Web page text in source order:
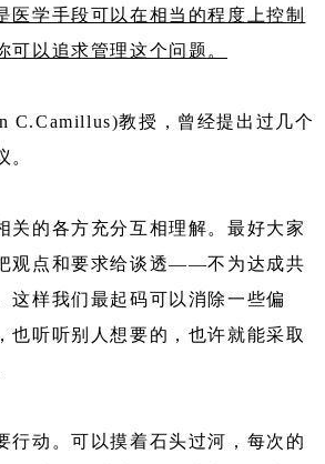
医学手段可以在相当的程度上控制
可以追求管理这个问题。
C.Camillus)教授，曾经提出过几个
。
关的各方充分互相理解。最好大家
观点和要求给谈透——不为达成共
这样我们最起码可以消除一些偏
也听听别人想要的，也许就能采取
行动。可以摸着石头过河，每次的